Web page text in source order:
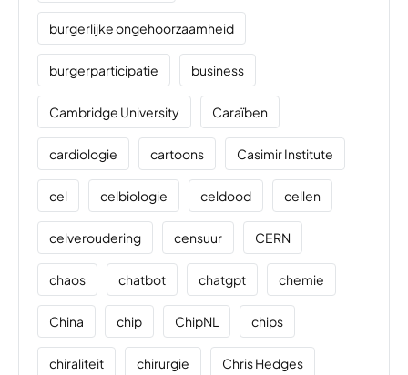
burgerlijke ongehoorzaamheid
burgerparticipatie business
Cambridge University Caraïben
cardiologie cartoons Casimir Institute
cel celbiologie celdood cellen
celveroudering censuur CERN
chaos chatbot chatgpt chemie
China chip ChipNL chips
chiraliteit chirurgie Chris Hedges